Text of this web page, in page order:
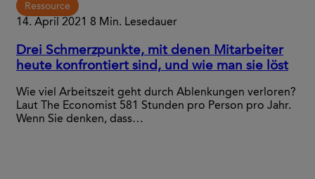
Ressource
14. April 2021 8 Min. Lesedauer
Drei Schmerzpunkte, mit denen Mitarbeiter
heute konfrontiert sind, und wie man sie löst
Wie viel Arbeitszeit geht durch Ablenkungen verloren?
Laut The Economist 581 Stunden pro Person pro Jahr.
Wenn Sie denken, dass…